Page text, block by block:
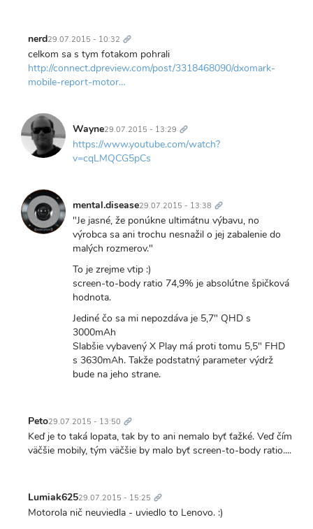
nerd29.07.2015 - 10:32 odkaz
celkom sa s tym fotakom pohrali
http://connect.dpreview.com/post/3318468090/dxomark-
mobile-report-motor…
Wayne29.07.2015 - 13:29 odkaz
https://www.youtube.com/watch?
v=cqLMQCG5pCs
mental.disease29.07.2015 - 13:38 odkaz
"Je jasné, že ponúkne ultimátnu výbavu, no
výrobca sa ani trochu nesnažil o jej zabalenie do
malých rozmerov."
To je zrejme vtip :)
screen-to-body ratio 74,9% je absolútne špičková
hodnota.
Jediné čo sa mi nepozdáva je 5,7" QHD s
3000mAh
Slabšie vybavený X Play má proti tomu 5,5" FHD
s 3630mAh. Takže podstatný parameter výdrž
bude na jeho strane.
Peto29.07.2015 - 13:50 odkaz
Keď je to taká lopata, tak by to ani nemalo byť ťažké. Veď čím
väčšie mobily, tým väčšie by malo byť screen-to-body ratio....
Lumiak62529.07.2015 - 15:25 odkaz
Motorola nič neuviedla - uviedlo to Lenovo. :)